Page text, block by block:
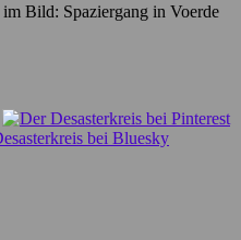
Bild: Spaziergang in Voerde